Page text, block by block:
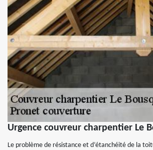
Urgence couvreur charpentier Le
Le problème de résistance et d’étanchéité de la